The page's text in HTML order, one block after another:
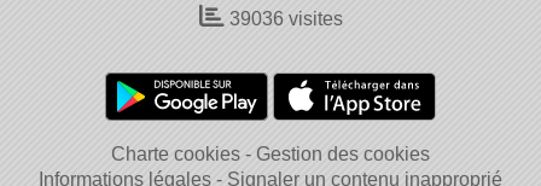
39036visites
Charte cookies
Gestion des cookies
Informations légales
Signaler un contenu inapproprié